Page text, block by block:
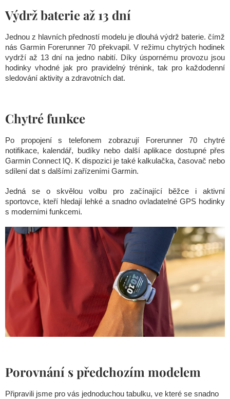
Výdrž baterie až 13 dní
Jednou z hlavních předností modelu je dlouhá výdrž baterie. čímž
nás Garmin Forerunner 70 překvapil. V režimu chytrých hodinek
vydrží až 13 dní na jedno nabití. Díky úspornému provozu jsou
hodinky vhodné jak pro pravidelný trénink, tak pro každodenní
sledování aktivity a zdravotních dat.
Chytré funkce
Po propojení s telefonem zobrazují Forerunner 70 chytré
notifikace, kalendář, budíky nebo další aplikace dostupné přes
Garmin Connect IQ. K dispozici je také kalkulačka, časovač nebo
sdílení dat s dalšími zařízeními Garmin.
Jedná se o skvělou volbu pro začínající běžce i aktivní
sportovce, kteří hledají lehké a snadno ovladatelné GPS hodinky
s moderními funkcemi.
Porovnání s předchozím modelem
Připravili jsme pro vás jednoduchou tabulku, ve které se snadno